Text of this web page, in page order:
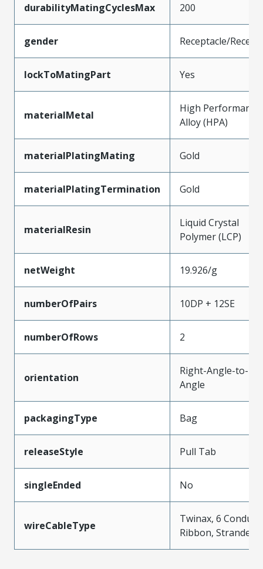
durabilityMatingCyclesMax 200
gender Receptacle/
lockToMatingPart Yes
materialMetal
High Performance
Alloy (HPA)
materialPlatingMating Gold
materialPlatingTermination Gold
materialResin
Liquid Crystal
Polymer (LCP)
netWeight 19.926/g
numberOfPairs 10DP + 12SE
numberOfRows 2
orientation
Right-Angle-to-
Angle
packagingType Bag
releaseStyle Pull Tab
singleEnded No
wireCableType
Twinax, 6
Ribbon, Stranded